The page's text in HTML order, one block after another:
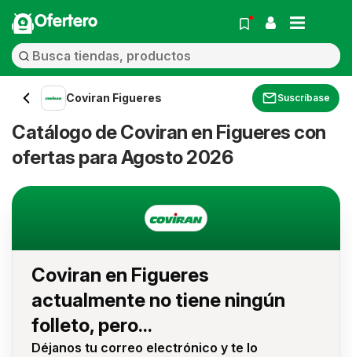
Ofertero
Coviran Figueres Suscríbase
Catálogo de Coviran en Figueres con
ofertas para Agosto 2026
Coviran en Figueres
actualmente no tiene ningún
folleto, pero...
Déjanos tu correo electrónico y te lo